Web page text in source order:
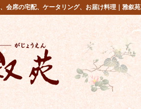
会席の宅配、ケータリング、お届け料理｜雅叙苑